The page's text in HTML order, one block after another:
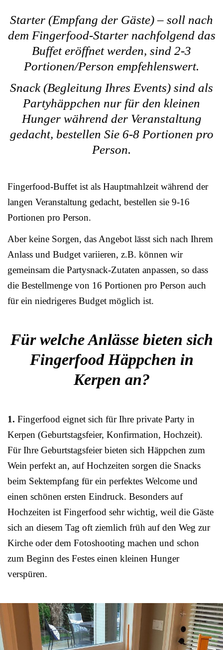
Starter (Empfang der Gäste) – soll nach
dem Fingerfood-Starter nachfolgend das
Buffet eröffnet werden, sind 2-3
Portionen/Person empfehlenswert.
Snack (Begleitung Ihres Events) sind als
Partyhäppchen nur für den kleinen
Hunger während der Veranstaltung
gedacht, bestellen Sie 6-8 Portionen pro
Person.
Fingerfood-Buffet ist als Hauptmahlzeit während der
langen Veranstaltung gedacht, bestellen sie 9-16
Portionen pro Person.
Aber keine Sorgen, das Angebot lässt sich nach Ihrem
Anlass und Budget variieren, z.B. können wir
gemeinsam die Partysnack-Zutaten anpassen, so dass
die Bestellmenge von 16 Portionen pro Person auch
für ein niedrigeres Budget möglich ist.
Für welche Anlässe bieten sich
Fingerfood Häppchen in
Kerpen an?
1. Fingerfood eignet sich für Ihre private Party in
Kerpen (Geburtstagsfeier, Konfirmation, Hochzeit).
Für Ihre Geburtstagsfeier bieten sich Häppchen zum
Wein perfekt an, auf Hochzeiten sorgen die Snacks
beim Sektempfang für ein perfektes Welcome und
einen schönen ersten Eindruck. Besonders auf
Hochzeiten ist Fingerfood sehr wichtig, weil die Gäste
sich an diesem Tag oft ziemlich früh auf den Weg zur
Kirche oder dem Fotoshooting machen und schon
zum Beginn des Festes einen kleinen Hunger
verspüren.